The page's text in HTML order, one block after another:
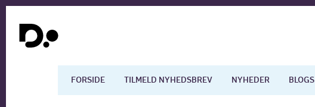
FORSIDE TILMELD NYHEDSBREV NYHEDER BLOGS